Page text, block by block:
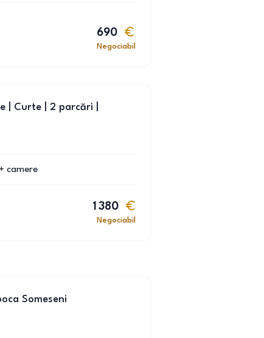
690
Negociabil
| Curte | 2 parcări |
camere
1 380
Negociabil
Someseni